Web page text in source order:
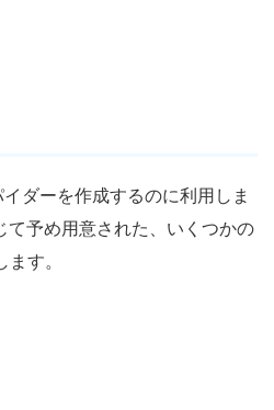
ダーを作成するのに利用しま
予め用意された、いくつかの
す。